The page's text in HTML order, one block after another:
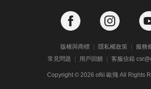
版權與商標 隱私權政策
服務
常見問題
用戶回饋 客服信箱
Copyright © 2026 ofiii 歐飛 All Rights